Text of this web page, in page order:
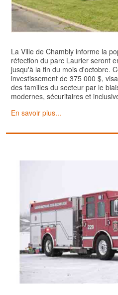
La Ville de Chambly informe la
réfection du parc Laurier seront
jusqu'à la fin du mois d'octobre.
investissement de 375 000 $,
des familles du secteur par le
modernes, sécuritaires et
En savoir plus...